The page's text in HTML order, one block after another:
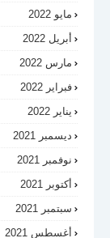
مايو 2022
أبريل 2022
مارس 2022
فبراير 2022
يناير 2022
ديسمبر 2021
نوفمبر 2021
أكتوبر 2021
سبتمبر 2021
أغسطس 2021